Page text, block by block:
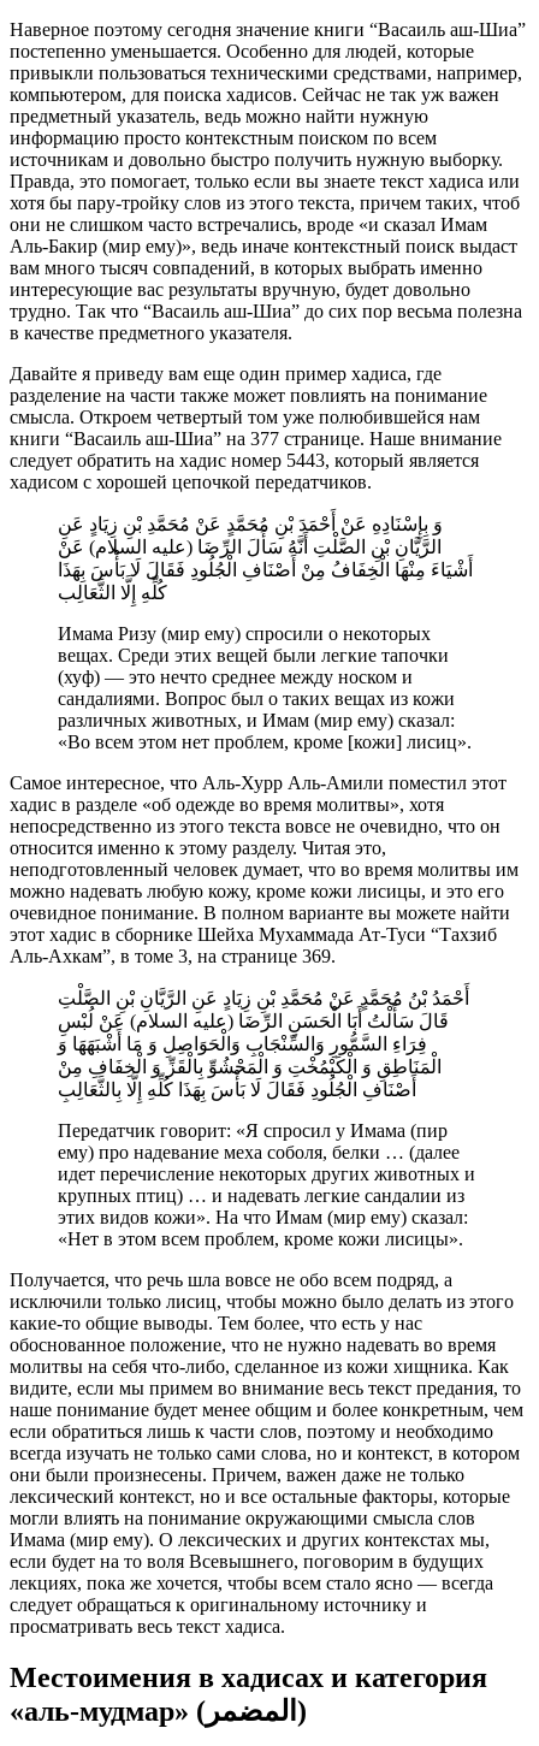
Наверное поэтому сегодня значение книги “Васаиль аш-Шиа”
постепенно уменьшается. Особенно для людей, которые
привыкли пользоваться техническими средствами, например,
компьютером, для поиска хадисов. Сейчас не так уж важен
предметный указатель, ведь можно найти нужную
информацию просто контекстным поиском по всем
источникам и довольно быстро получить нужную выборку.
Правда, это помогает, только если вы знаете текст хадиса или
хотя бы пару-тройку слов из этого текста, причем таких, чтоб
они не слишком часто встречались, вроде «и сказал Имам
Аль-Бакир (мир ему)», ведь иначе контекстный поиск выдаст
вам много тысяч совпадений, в которых выбрать именно
интересующие вас результаты вручную, будет довольно
трудно. Так что “Васаиль аш-Шиа” до сих пор весьма полезна
в качестве предметного указателя.
Давайте я приведу вам еще один пример хадиса, где
разделение на части также может повлиять на понимание
смысла. Откроем четвертый том уже полюбившейся нам
книги “Васаиль аш-Шиа” на 377 странице. Наше внимание
следует обратить на хадис номер 5443, который является
хадисом с хорошей цепочкой передатчиков.
وَ بِإِسْنَادِهِ عَنْ أَحْمَدَ بْنِ مُحَمَّدٍ عَنْ مُحَمَّدِ بْنِ زِيَادٍ عَنِ
الرَّيَّانِ بْنِ الصَّلْتِ أَنَّهُ سَأَلَ الرِّضَا (عليه السلام) عَنْ
أَشْيَاءَ مِنْهَا الْخِفَافُ مِنْ أَصْنَافِ الْجُلُودِ فَقَالَ لَا بَأْسَ بِهَذَا
كُلِّهِ إِلَّا الثَّعَالِب‏
Имама Ризу (мир ему) спросили о некоторых
вещах. Среди этих вещей были легкие тапочки
(хуф) — это нечто среднее между носком и
сандалиями. Вопрос был о таких вещах из кожи
различных животных, и Имам (мир ему) сказал:
«Во всем этом нет проблем, кроме [кожи] лисиц».
Самое интересное, что Аль-Хурр Аль-Амили поместил этот
хадис в разделе «об одежде во время молитвы», хотя
непосредственно из этого текста вовсе не очевидно, что он
относится именно к этому разделу. Читая это,
неподготовленный человек думает, что во время молитвы им
можно надевать любую кожу, кроме кожи лисицы, и это его
очевидное понимание. В полном варианте вы можете найти
этот хадис в сборнике Шейха Мухаммада Ат-Туси “Тахзиб
Аль-Ахкам”, в томе 3, на странице 369.
قَالَ سَأَلْتُ أَبَا الْحَسَنِ الرِّضَا (عليه السلام) عَنْ لُبْسِ
فِرَاءِ السَّمُّورِ وَالسِّنْجَابِ وَالْحَوَاصِلِ وَ مَا أَشْبَهَهَا وَ
الْمَنَاطِقِ وَ الْكَيْمُخْتِ وَ الْمَحْشُوِّ بِالْقَزِّ وَ الْخِفَافِ مِنْ
أَصْنَافِ الْجُلُودِ فَقَالَ لَا بَأْسَ بِهَذَا كُلِّهِ إِلَّا بِالثَّعَالِبِ
Передатчик говорит: «Я спросил у Имама (пир
ему) про надевание меха соболя, белки … (далее
идет перечисление некоторых других животных и
крупных птиц) … и надевать легкие сандалии из
этих видов кожи». На что Имам (мир ему) сказал:
«Нет в этом всем проблем, кроме кожи лисицы».
Получается, что речь шла вовсе не обо всем подряд, а
исключили только лисиц, чтобы можно было делать из этого
какие-то общие выводы. Тем более, что есть у нас
обоснованное положение, что не нужно надевать во время
молитвы на себя что-либо, сделанное из кожи хищника. Как
видите, если мы примем во внимание весь текст предания, то
наше понимание будет менее общим и более конкретным, чем
если обратиться лишь к части слов, поэтому и необходимо
всегда изучать не только сами слова, но и контекст, в котором
они были произнесены. Причем, важен даже не только
лексический контекст, но и все остальные факторы, которые
могли влиять на понимание окружающими смысла слов
Имама (мир ему). О лексических и других контекстах мы,
если будет на то воля Всевышнего, поговорим в будущих
лекциях, пока же хочется, чтобы всем стало ясно — всегда
следует обращаться к оригинальному источнику и
просматривать весь текст хадиса.
Местоимения в хадисах и категория
«аль-мудмар» (المضمر)